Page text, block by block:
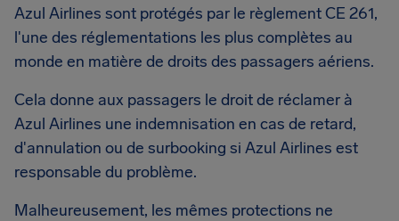
Azul Airlines sont protégés par le règlement CE 261,
l'une des réglementations les plus complètes au
monde en matière de droits des passagers aériens.
Cela donne aux passagers le droit de réclamer à
Azul Airlines une indemnisation en cas de retard,
d'annulation ou de surbooking si Azul Airlines est
responsable du problème.
Malheureusement, les mêmes protections ne